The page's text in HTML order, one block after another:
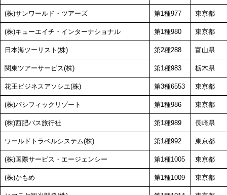
(株)サンワールド・ツアーズ 第1種977 東京都
(株)キューエイチ・インターナショナル 第1種980 東京都
日本海ツーリスト(株) 第2種288 富山県
関東ツアーサービス(株) 第1種983 栃木県
花王ビジネスアソシエ(株) 第3種6553 東京都
(株)パシフィックリゾート 第1種986 東京都
(株)西肥バス旅行社 第1種989 長崎県
ワールドトラベルシステム(株) 第1種992 東京都
(株)国際サービス・エージェンシー 第1種1005 東京都
(株)かもめ 第1種1009 東京都